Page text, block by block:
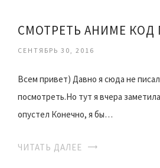
СМОТРЕТЬ АНИМЕ КОД
СЕНТЯБРЬ 30, 2016
Всем привет) Давно я сюда не
посмотреть.Но тут я вчера
опустел Конечно, я бы…
ЧИТАТЬ ДАЛЕЕ